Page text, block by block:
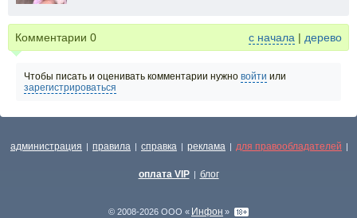
Комментарии 0 с начала | дерево
Чтобы писать и оценивать комментарии нужно войти или
зарегистрироваться
администрация | правила | справка | реклама | для правообладателей |
оплата VIP | блог
© 2008-2026 ООО « Инфон »